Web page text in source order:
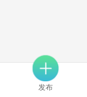
发布